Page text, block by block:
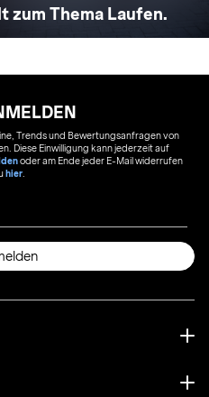
zum Thema Laufen.
Trends und Bewertungsanfragen von
Diese Einwilligung kann jederzeit auf
oder am Ende jeder E-Mail widerrufen
hier